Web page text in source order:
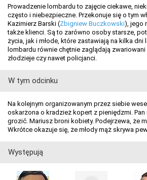
Prowadzenie lombardu to zajęcie ciekawe,
często i niebezpieczne. Przekonuje się o tym
Kazimierz Barski (Zbigniew Buczkowski), jego
także klienci. Są to zarówno osoby starsze,
życia, jak i młode, które zastawiają na kilka
lombardu równie chętnie zaglądają
złodzieje czy nawet policjanci.
W tym odcinku
Na kolejnym organizowanym przez siebie
oskarżona o kradzież kopert z pieniędzmi. Pan
grozić. Mariusz broni kobiety. Podejrzewa, że
Wkrótce okazuje się, że młody mąż skrywa
Występują